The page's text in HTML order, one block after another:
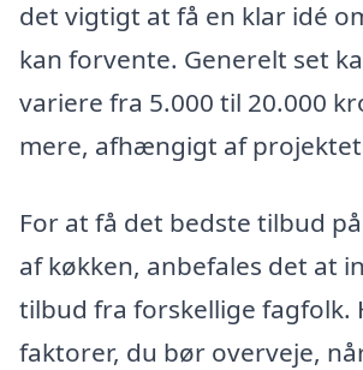
det vigtigt at få en klar idé
kan forvente. Generelt set
variere fra 5.000 til 20.000
mere, afhængigt af
For at få det bedste tilbud
af køkken, anbefales det at
tilbud fra forskellige fagfolk.
faktorer, du bør overveje,